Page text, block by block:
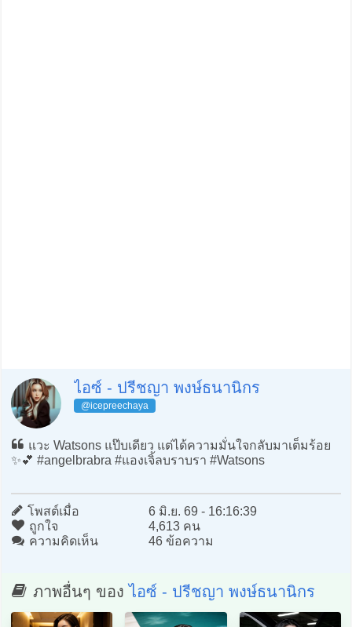
ไอซ์ - ปรีชญา พงษ์ธนานิกร
@icepreechaya
แวะ Watsons แป๊บเดียว แต่ได้ความมั่นใจกลับมาเต็มร้อย
✨💕 #angelbrabra #แองเจิ้ลบราบรา #Watsons
โพสต์เมื่อ
6 มิ.ย. 69 - 16:16:39
ถูกใจ
4,613 คน
ความคิดเห็น
46 ข้อความ
ภาพอื่นๆ ของไอซ์ - ปรีชญา พงษ์ธนานิกร